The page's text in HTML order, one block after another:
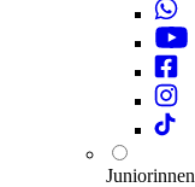
Juniorinnen